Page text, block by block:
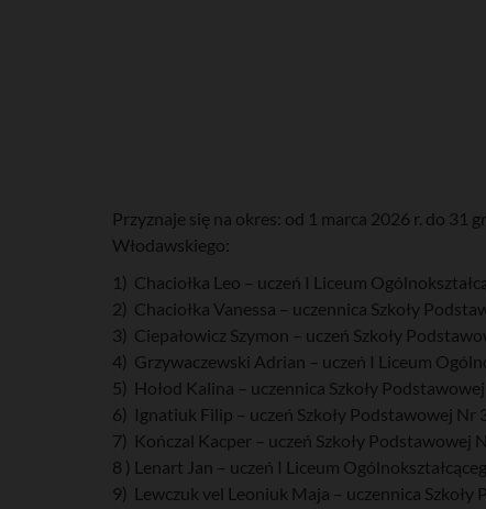
Przyznaje się na okres: od 1 marca 2026 r. do
Włodawskiego:
1) Chaciołka Leo – uczeń I Liceum
2) Chaciołka Vanessa – uczennica Szkoły
3) Ciepałowicz Szymon – uczeń Szkoły
4) Grzywaczewski Adrian – uczeń I Liceum
5) Hołod Kalina – uczennica Szkoły
6) Ignatiuk Filip – uczeń Szkoły Podstawowej Nr
7) Kończal Kacper – uczeń Szkoły Podstawowej
8 ) Lenart Jan – uczeń I Liceum
9) Lewczuk vel Leoniuk Maja – uczennica